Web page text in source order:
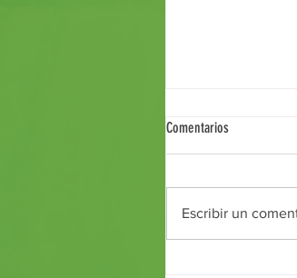
Taller Café y Debate
Comentarios
Escribir un